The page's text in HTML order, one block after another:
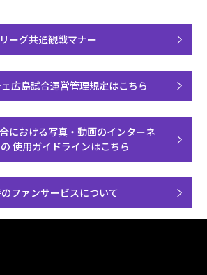
ーグ共通観戦マナー
広島試合運営管理規定はこちら
における写真・動画のインターネ
使用ガイドラインはこちら
ファンサービスについて